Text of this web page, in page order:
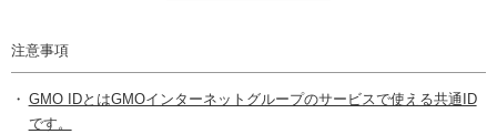
注意事項
GMO IDとはGMOインターネットグループのサービスで使える共通ID
です。